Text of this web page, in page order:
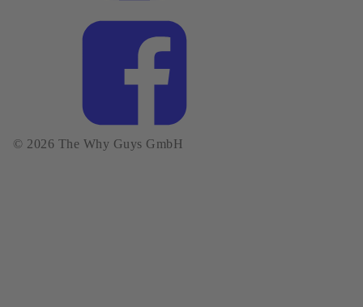
© 2026 The Why Guys GmbH